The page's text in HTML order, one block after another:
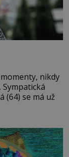
nikdy
(64) se má už